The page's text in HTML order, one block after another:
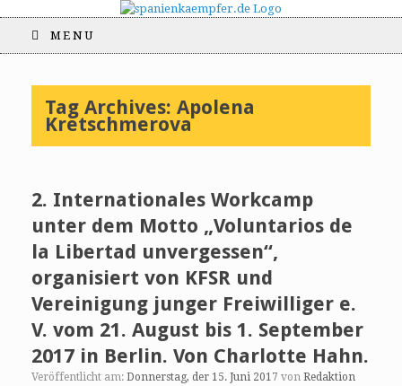
MENU
Tag Archives: Apolena
Kretschmerova
2. Internationales Workcamp
unter dem Motto „Voluntarios de
la Libertad unvergessen“,
organisiert von KFSR und
Vereinigung junger Freiwilliger e.
V. vom 21. August bis 1. September
2017 in Berlin. Von Charlotte Hahn.
Veröffentlicht am: Donnerstag, der 15. Juni 2017 von Redaktion